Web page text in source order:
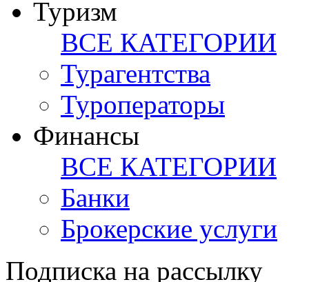
Туризм
ВСЕ КАТЕГОРИИ
Турагентства
Туроператоры
Финансы
ВСЕ КАТЕГОРИИ
Банки
Брокерские услуги
Подписка на рассылку